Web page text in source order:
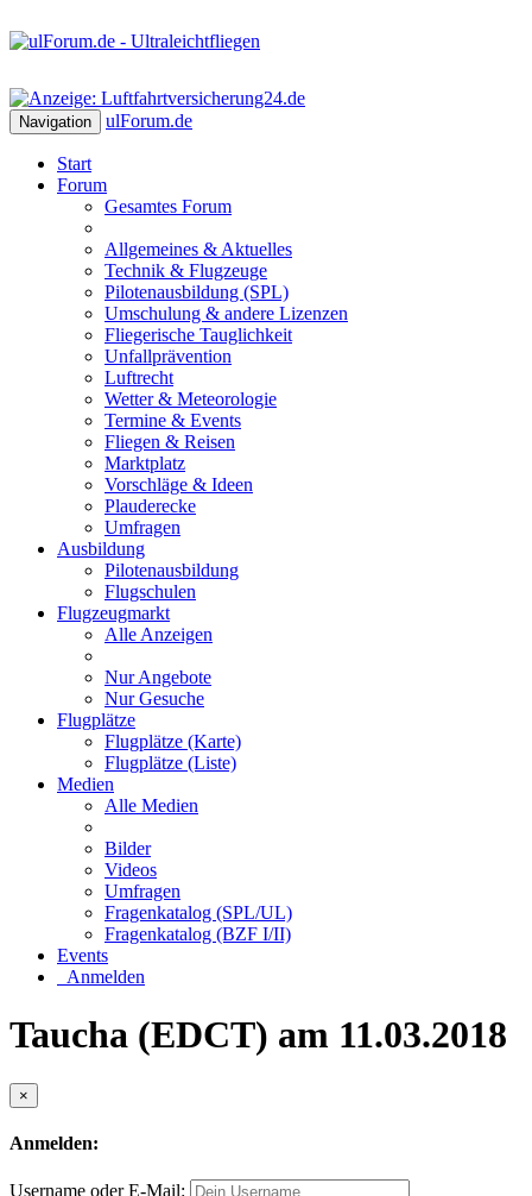
Navigation ulForum.de
Start
Forum
Gesamtes Forum
Allgemeines & Aktuelles
Technik & Flugzeuge
Pilotenausbildung (SPL)
Umschulung & andere Lizenzen
Fliegerische Tauglichkeit
Unfallprävention
Luftrecht
Wetter & Meteorologie
Termine & Events
Fliegen & Reisen
Marktplatz
Vorschläge & Ideen
Plauderecke
Umfragen
Ausbildung
Pilotenausbildung
Flugschulen
Flugzeugmarkt
Alle Anzeigen
Nur Angebote
Nur Gesuche
Flugplätze
Flugplätze (Karte)
Flugplätze (Liste)
Medien
Alle Medien
Bilder
Videos
Umfragen
Fragenkatalog (SPL/UL)
Fragenkatalog (BZF I/II)
Events
Anmelden
Taucha (EDCT) am 11.03.2018
×
Anmelden:
Username oder E-Mail: